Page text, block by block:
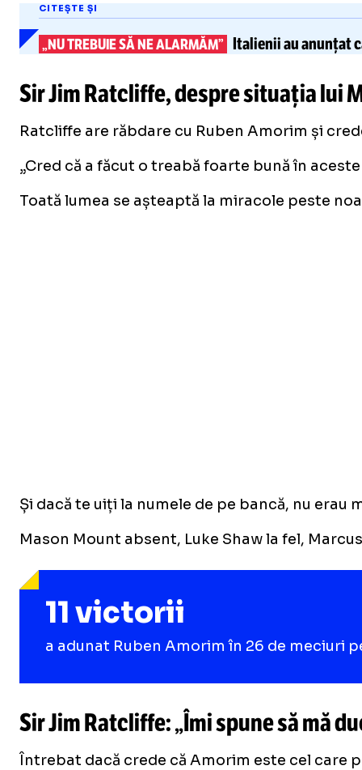
CITEȘTE ȘI
„NU TREBUIE SĂ NE ALARMĂM” Italienii au anunțat
Sir Jim Ratcliffe, despre situația lui
Ratcliffe are răbdare cu Ruben Amorim și
„Cred că a făcut o treabă foarte bună în
Toată lumea se așteaptă la miracole peste
Și dacă te uiți la numele de pe bancă, nu
Mason Mount absent, Luke Shaw la fel,
11 victorii
a adunat Ruben Amorim în 26 de meciuri
Sir Jim Ratcliffe: „Îmi spune să mă
Întrebat dacă crede că Amorim este cel care